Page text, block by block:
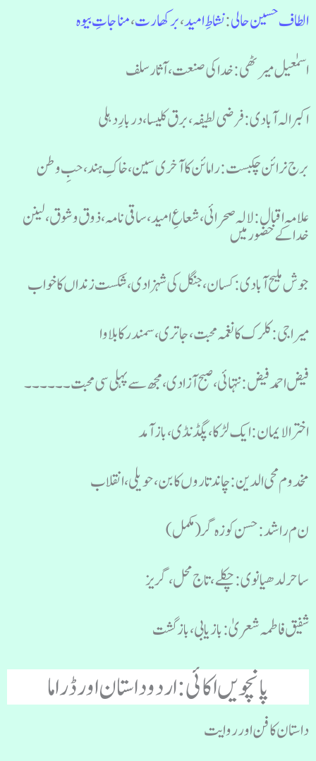
الطاف حسین حالی:نشاطِ امید،برکھا رت،مناجاتِ بیوہ
اسمٰعیل میرٹھی: خدا کی صنعت، آثار سلف
اکبر الہ آبادی: فرضی لطیفہ، برق کلیسا، دربارِ دہلی
برج نرائن چکبست: رامائن کا آخری سین، خاکِ ہند، حبِ وطن
علامہ اقبال: لالہ صحرائی، شعاعِ امید، ساقی نامہ، ذوق و شوق، لینن
خدا کے حضور میں
جوش ملیح آبادی: کسان، جنگل کی شہزادی، شکست زنداں کا خواب
میراجی: کلرک کا نغمہ محبت، جاتری، سمندر کا بلاوا
فیض احمد فیض: نتہائی، صبح آزادی، مجھ سے پہلی سی محبت ۔۔۔۔۔۔
اخترالایمان: ایک لڑکا، پگڈنڈی، باز آمد
مخدوم محی الدین: چاند تاروں کا بن، حویلی، انقلاب
ن م راشد: حسن کوزہ گر (مکمل)
ساحر لدھیانوی: چکلے، تاج محل، گریز
شفیق فاطمہ شعریٰ: بازیابی، بازگشت
پانچویں اکائی : اردو داستان اور ڈراما
داستان کا فن اور روایت